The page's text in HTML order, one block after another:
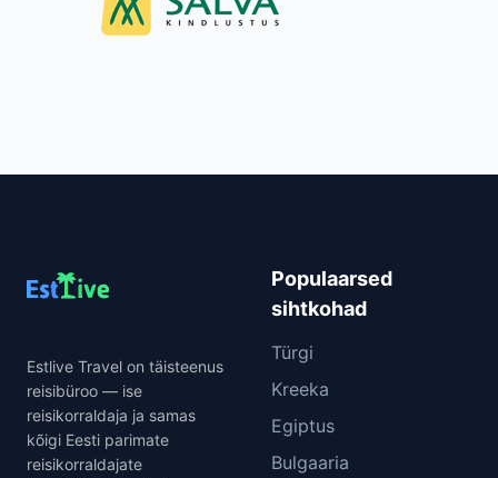
Estlive Travel on täisteenus
reisibüroo — ise
reisikorraldaja ja samas
kõigi Eesti parimate
reisikorraldajate
Populaarsed
sihtkohad
Türgi
Kreeka
Egiptus
Bulgaaria